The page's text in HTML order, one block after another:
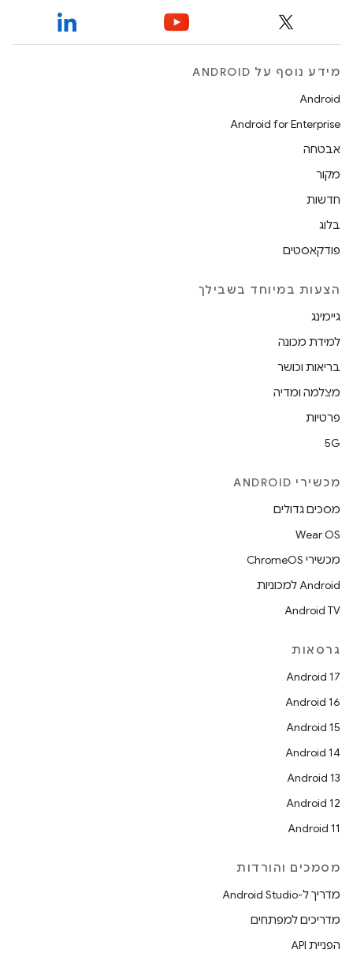
מידע נוסף על ANDROID
Android
Android for Enterprise
אבטחה
מקור
חדשות
בלוג
פודקאסטים
הצעות במיוחד בשבילך
גיימינג
למידת מכונה
בריאות וכושר
מצלמה ומדיה
פרטיות
5G
מכשירי ANDROID
מסכים גדולים
Wear OS
מכשירי ChromeOS
Android למכוניות
Android TV
גרסאות
Android 17
Android 16
Android 15
Android 14
Android 13
Android 12
Android 11
מסמכים והורדות
מדריך ל-Android Studio
מדריכים למפתחים
הפניית API